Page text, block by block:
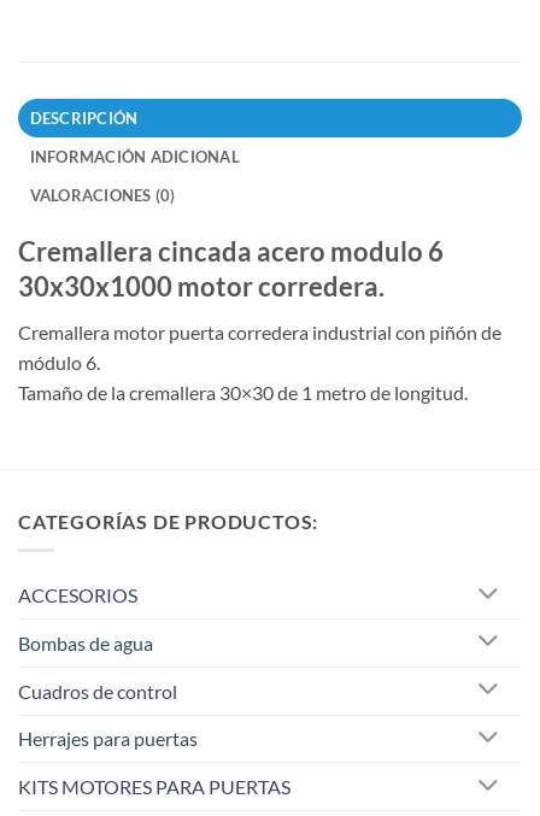
DESCRIPCIÓN
INFORMACIÓN ADICIONAL
VALORACIONES (0)
Cremallera cincada acero modulo 6
30x30x1000 motor corredera.
Cremallera motor puerta corredera industrial con piñón de
módulo 6.
Tamaño de la cremallera 30×30 de 1 metro de longitud.
CATEGORÍAS DE PRODUCTOS:
ACCESORIOS
Bombas de agua
Cuadros de control
Herrajes para puertas
KITS MOTORES PARA PUERTAS